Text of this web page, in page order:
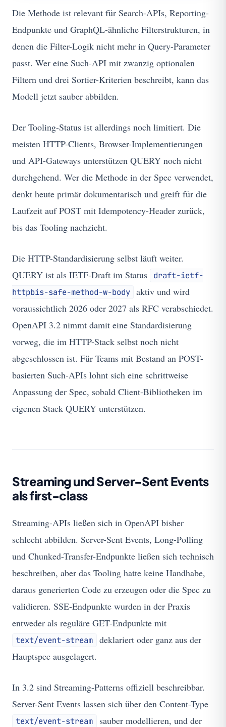
Die Methode ist relevant für Search-APIs, Reporting-
Endpunkte und GraphQL-ähnliche Filterstrukturen, in
denen die Filter-Logik nicht mehr in Query-Parameter
passt. Wer eine Such-API mit zwanzig optionalen
Filtern und drei Sortier-Kriterien beschreibt, kann das
Modell jetzt sauber abbilden.
Der Tooling-Status ist allerdings noch limitiert. Die
meisten HTTP-Clients, Browser-Implementierungen
und API-Gateways unterstützen QUERY noch nicht
durchgehend. Wer die Methode in der Spec verwendet,
denkt heute primär dokumentarisch und greift für die
Laufzeit auf POST mit Idempotency-Header zurück,
bis das Tooling nachzieht.
Die HTTP-Standardisierung selbst läuft weiter.
QUERY ist als IETF-Draft im Status
draft-ietf-
httpbis-safe-method-w-body aktiv und wird
voraussichtlich 2026 oder 2027 als RFC verabschiedet.
OpenAPI 3.2 nimmt damit eine Standardisierung
vorweg, die im HTTP-Stack selbst noch nicht
abgeschlossen ist. Für Teams mit Bestand an POST-
basierten Such-APIs lohnt sich eine schrittweise
Anpassung der Spec, sobald Client-Bibliotheken im
eigenen Stack QUERY unterstützen.
Streaming und Server-Sent Events
als first-class
Streaming-APIs ließen sich in OpenAPI bisher
schlecht abbilden. Server-Sent Events, Long-Polling
und Chunked-Transfer-Endpunkte ließen sich technisch
beschreiben, aber das Tooling hatte keine Handhabe,
daraus generierten Code zu erzeugen oder die Spec zu
validieren. SSE-Endpunkte wurden in der Praxis
entweder als reguläre GET-Endpunkte mit
text/event-stream
deklariert oder ganz aus der
Hauptspec ausgelagert.
In 3.2 sind Streaming-Patterns offiziell beschreibbar.
Server-Sent Events lassen sich über den Content-Type
text/event-stream
sauber modellieren, und der